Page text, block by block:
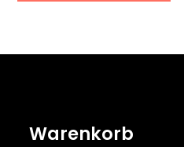
Warenkorb